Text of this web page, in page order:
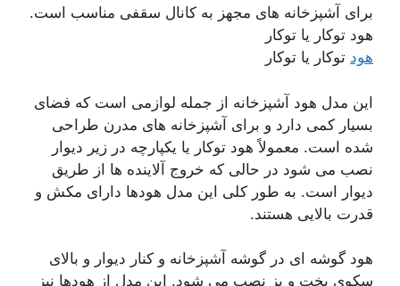
برای آشپزخانه های مجهز به کانال سقفی مناسب است.
هود توکار یا توکار
هود توکار یا توکار
این مدل هود آشپزخانه از جمله لوازمی است که فضای
بسیار کمی دارد و برای آشپزخانه های مدرن طراحی
شده است. معمولاً هود توکار یا یکپارچه در زیر دیوار
نصب می شود در حالی که خروج آلاینده ها از طریق
دیوار است. به طور کلی این مدل هودها دارای مکش و
قدرت بالایی هستند.
هود گوشه ای در گوشه آشپزخانه و کنار دیوار و بالای
سکوی پخت و پز نصب می شود. این مدل از هودها نیز